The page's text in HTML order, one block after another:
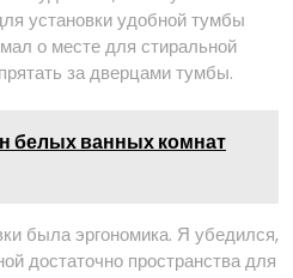
установки удобной тумбы
о месте для стиральной
за дверцами тумбы.
белых ванных комнат
была эргономика. Я убедился,
достаточно пространства для